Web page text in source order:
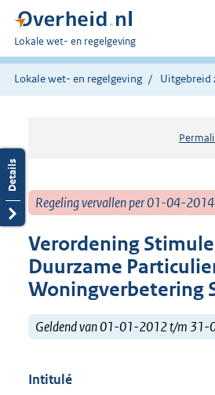
U
bent
hier:
Lokale wet- en regelgeving
Lokale wet- en regelgeving Uitgebreid
Regeling vervallen per 01-04-2014
Verordening
Duurzame
Woningverbetering
Geldend van 01-01-2012 t/m
Intitulé